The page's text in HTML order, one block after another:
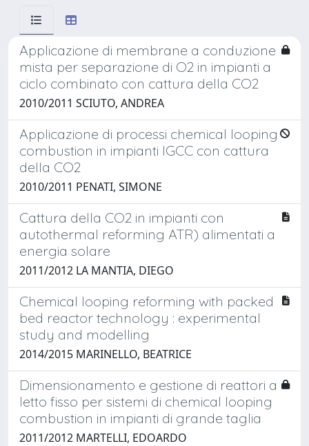
Applicazione di membrane a conduzione
mista per separazione di O2 in impianti a
ciclo combinato con cattura della CO2
2010/2011 SCIUTO, ANDREA
Applicazione di processi chemical looping
combustion in impianti IGCC con cattura
della CO2
2010/2011 PENATI, SIMONE
Cattura della CO2 in impianti con
autothermal reforming ATR) alimentati a
energia solare
2011/2012 LA MANTIA, DIEGO
Chemical looping reforming with packed
bed reactor technology : experimental
study and modelling
2014/2015 MARINELLO, BEATRICE
Dimensionamento e gestione di reattori a
letto fisso per sistemi di chemical looping
combustion in impianti di grande taglia
2011/2012 MARTELLI, EDOARDO